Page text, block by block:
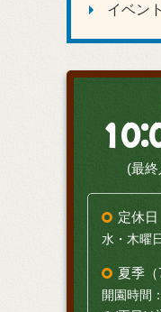
イベン
(最
定休日
水・木曜
夏季（
開園時間